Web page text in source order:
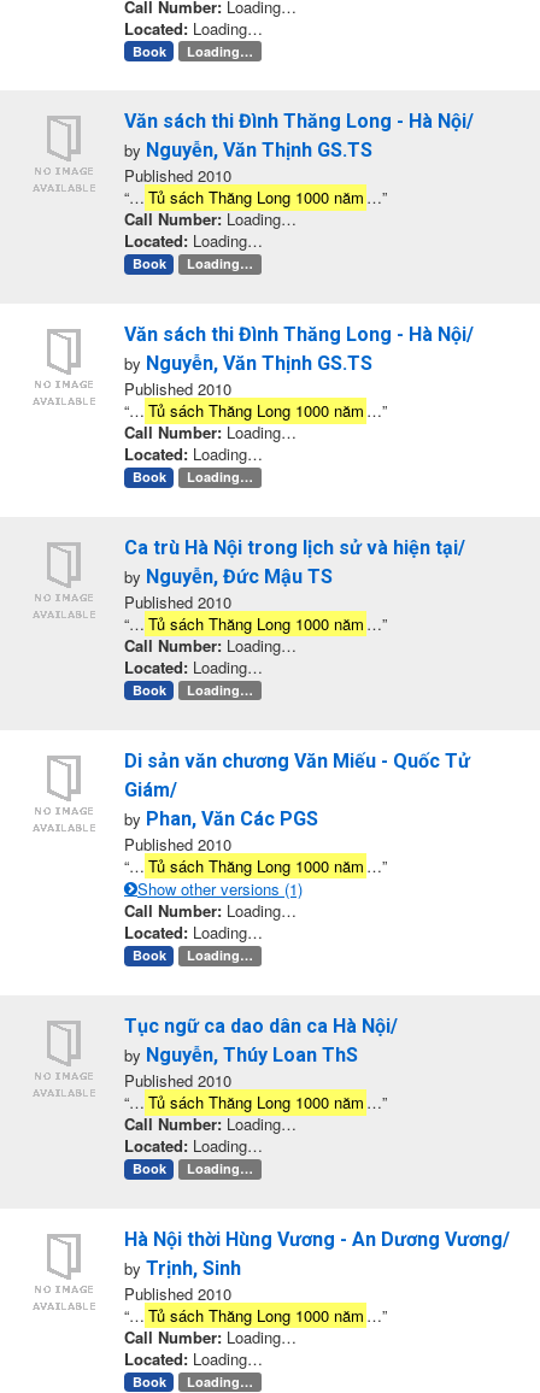
Call Number: Loading…
Located: Loading…
Book Loading…
Văn sách thi Đình Thăng Long - Hà Nội/
by Nguyễn, Văn Thịnh GS.TS
Published 2010
“… Tủ sách Thăng Long 1000 năm …”
Call Number: Loading…
Located: Loading…
Book Loading…
Văn sách thi Đình Thăng Long - Hà Nội/
by Nguyễn, Văn Thịnh GS.TS
Published 2010
“… Tủ sách Thăng Long 1000 năm …”
Call Number: Loading…
Located: Loading…
Book Loading…
Ca trù Hà Nội trong lịch sử và hiện tại/
by Nguyễn, Đức Mậu TS
Published 2010
“… Tủ sách Thăng Long 1000 năm …”
Call Number: Loading…
Located: Loading…
Book Loading…
Di sản văn chương Văn Miếu - Quốc Tử
Giám/
by Phan, Văn Các PGS
Published 2010
“… Tủ sách Thăng Long 1000 năm …”
Show other versions (1)
Call Number: Loading…
Located: Loading…
Book Loading…
Tục ngữ ca dao dân ca Hà Nội/
by Nguyễn, Thúy Loan ThS
Published 2010
“… Tủ sách Thăng Long 1000 năm …”
Call Number: Loading…
Located: Loading…
Book Loading…
Hà Nội thời Hùng Vương - An Dương Vương/
by Trịnh, Sinh
Published 2010
“… Tủ sách Thăng Long 1000 năm …”
Call Number: Loading…
Located: Loading…
Book Loading…